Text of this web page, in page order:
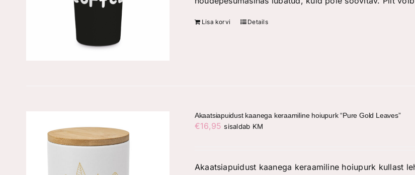
Lisa korvi Details
Akaatsiapuidust kaanega keraamiline hoiupurk “Pure Gold Leaves”
€16,95 sisaldab KM
Akaatsiapuidust kaanega keraamiline hoiupurk kullast